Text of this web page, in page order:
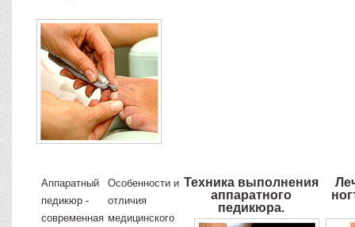
Аппаратный
педикюр -
современная
Особенности и
отличия
медицинского
Техника выполнения
аппаратного
педикюра.